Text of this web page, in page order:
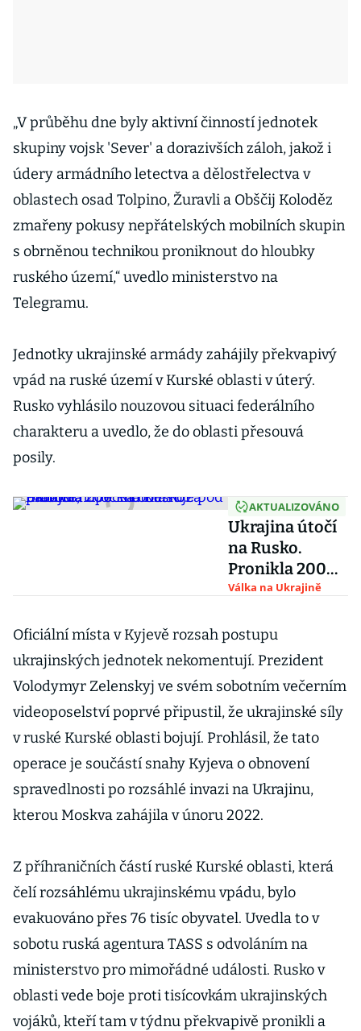
„V průběhu dne byly aktivní činností jednotek
skupiny vojsk 'Sever' a dorazivších záloh, jakož i
údery armádního letectva a dělostřelectva v
oblastech osad Tolpino, Žuravli a Obščij Koloděz
zmařeny pokusy nepřátelských mobilních skupin
s obrněnou technikou proniknout do hloubky
ruského území,“ uvedlo ministerstvo na
Telegramu.
Jednotky ukrajinské armády zahájily překvapivý
vpád na ruské území v Kurské oblasti v úterý.
Rusko vyhlásilo nouzovou situaci federálního
charakteru a uvedlo, že do oblasti přesouvá
posily.
AKTUALIZOVÁNO
Ukrajina útočí
na Rusko.
Pronikla 200
kilometrů za
Lipecká oblast
je pod palbou
Válka na Ukrajině
Oficiální místa v Kyjevě rozsah postupu
ukrajinských jednotek nekomentují. Prezident
Volodymyr Zelenskyj ve svém sobotním večerním
videoposelství poprvé připustil, že ukrajinské síly
v ruské Kurské oblasti bojují. Prohlásil, že tato
operace je součástí snahy Kyjeva o obnovení
spravedlnosti po rozsáhlé invazi na Ukrajinu,
kterou Moskva zahájila v únoru 2022.
Z příhraničních částí ruské Kurské oblasti, která
čelí rozsáhlému ukrajinskému vpádu, bylo
evakuováno přes 76 tisíc obyvatel. Uvedla to v
sobotu ruská agentura TASS s odvoláním na
ministerstvo pro mimořádné události. Rusko v
oblasti vede boje proti tisícovkám ukrajinských
vojáků, kteří tam v týdnu překvapivě pronikli a